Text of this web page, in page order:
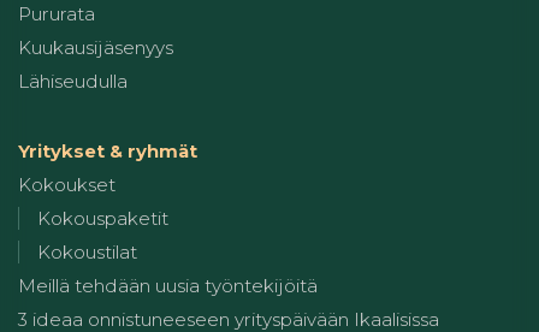
Pururata
Kuukausijäsenyys
Lähiseudulla
Yritykset & ryhmät
Kokoukset
Kokouspaketit
Kokoustilat
Meillä tehdään uusia työntekijöitä
3 ideaa onnistuneeseen yrityspäivään Ikaalisissa